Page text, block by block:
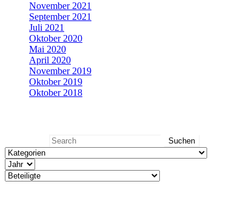
November 2021
September 2021
Juli 2021
Oktober 2020
Mai 2020
April 2020
November 2019
Oktober 2019
Oktober 2018